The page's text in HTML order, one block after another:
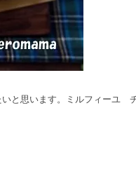
と思います。ミルフィーユ